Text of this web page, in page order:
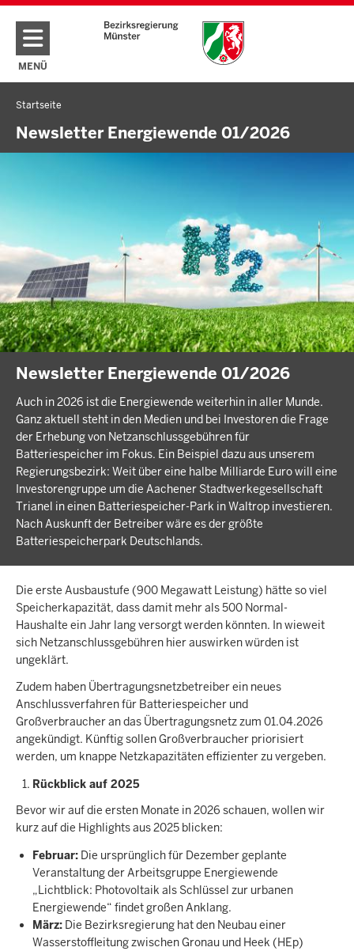
Direkt zum Inhalt
MENÜ
NAVIGATION AKTIVIEREN/DEAKTIVIEREN: HAUPTMENÜ
Sie
befinden
Startseite
Newsletter Energiewende 01/2026
Newsletter Energiewende 01/2026
Auch in 2026 ist die Energiewende weiterhin in aller Munde.
Ganz aktuell steht in den Medien und bei Investoren die Frage
der Erhebung von Netzanschlussgebühren für
Batteriespeicher im Fokus. Ein Beispiel dazu aus unserem
Regierungsbezirk: Weit über eine halbe Milliarde Euro will eine
Investorengruppe um die Aachener Stadtwerkegesellschaft
Trianel in einen Batteriespeicher-Park in Waltrop investieren.
Nach Auskunft der Betreiber wäre es der größte
Batteriespeicherpark Deutschlands.
Die erste Ausbaustufe (900 Megawatt Leistung) hätte so viel
Speicherkapazität, dass damit mehr als 500 Normal-
Haushalte ein Jahr lang versorgt werden könnten. In wieweit
sich Netzanschlussgebühren hier auswirken würden ist
ungeklärt.
Zudem haben Übertragungsnetzbetreiber ein neues
Anschlussverfahren für Batteriespeicher und
Großverbraucher an das Übertragungsnetz zum 01.04.2026
angekündigt. Künftig sollen Großverbraucher priorisiert
werden, um knappe Netzkapazitäten effizienter zu vergeben.
Rückblick auf 2025
Bevor wir auf die ersten Monate in 2026 schauen, wollen wir
kurz auf die Highlights aus 2025 blicken:
Februar: Die ursprünglich für Dezember geplante
Veranstaltung der Arbeitsgruppe Energiewende
„Lichtblick: Photovoltaik als Schlüssel zur urbanen
Energiewende“ findet großen Anklang.
März: Die Bezirksregierung hat den Neubau einer
Wasserstoffleitung zwischen Gronau und Heek (HEp)